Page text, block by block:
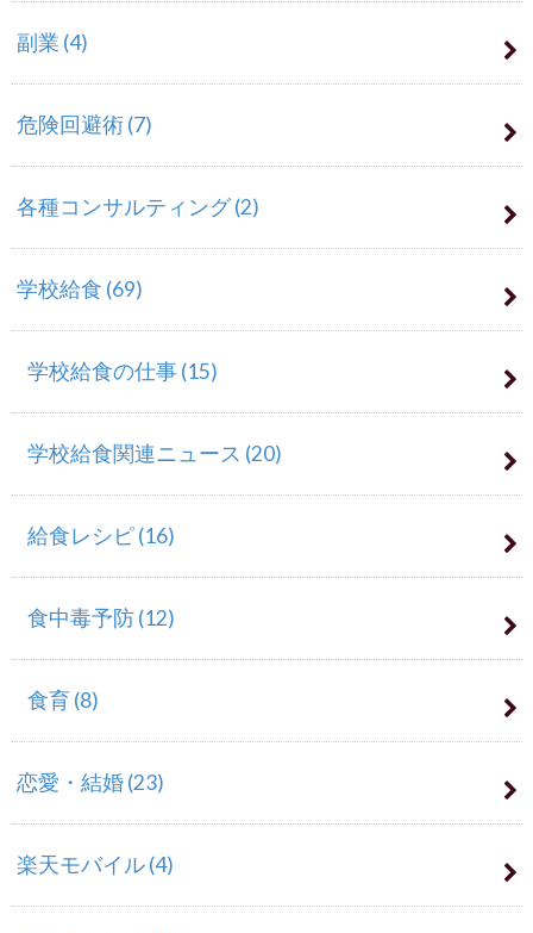
副業 (4)
危険回避術(7)
各種コンサルティング(2)
学校給食 (69)
学校給食の仕事(15)
学校給食関連ニュース (20)
給食レシピ(16)
食中毒予防(12)
食育(8)
恋愛・結婚(23)
楽天モバイル(4)